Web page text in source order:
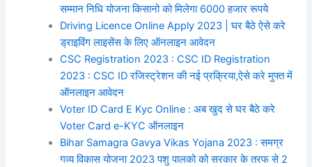
सम्मान निधि योजना किसानो को मिलेगा 6000 हजार रूपये
Driving Licence Online Apply 2023 | घर बैठे ऐसे करे
ड्राइविंग लाइसेंस के लिए ऑनलाइन आवेदन
CSC Registration 2023 : CSC ID Registration
2023 : CSC ID रजिस्ट्रेशन की नई प्रक्रिया,ऐसे करे मुफ्त में
ऑनलाइन आवेदन
Voter ID Card E Kyc Online : अब खुद से घर बैठे करे
Voter Card e-KYC ऑनलाइन
Bihar Samagra Gavya Vikas Yojana 2023 : समग्र
गव्य विकास योजना 2023 पशु पालको को सरकार के तरफ से 2